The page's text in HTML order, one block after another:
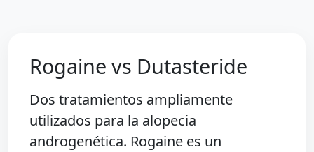
Rogaine vs Dutasteride
Dos tratamientos ampliamente
utilizados para la alopecia
androgenética. Rogaine es un